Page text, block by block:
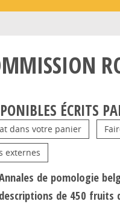
ÉCRITS
dans votre panier
externes
de pomologie
descriptions de 450 fruits